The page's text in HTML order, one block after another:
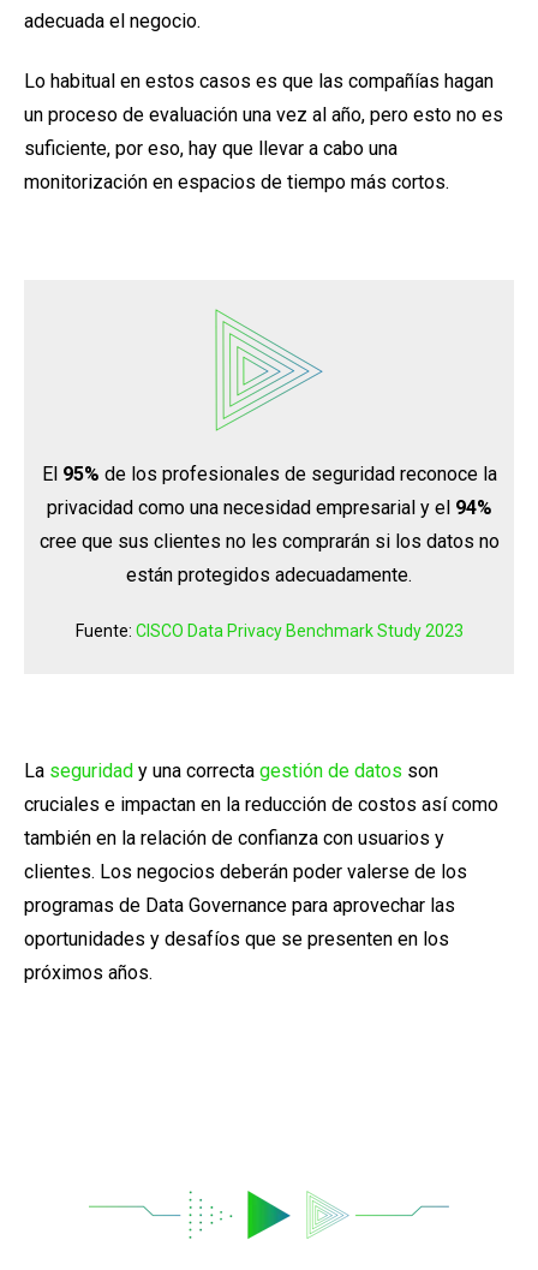
adecuada el negocio.
Lo habitual en estos casos es que las compañías hagan
un proceso de evaluación una vez al año, pero esto no es
suficiente, por eso, hay que llevar a cabo una
monitorización en espacios de tiempo más cortos.
El 95% de los profesionales de seguridad reconoce la
privacidad como una necesidad empresarial y el 94%
cree que sus clientes no les comprarán si los datos no
están protegidos adecuadamente.
Fuente: CISCO Data Privacy Benchmark Study 2023
La seguridad y una correcta gestión de datos son
cruciales e impactan en la reducción de costos así como
también en la relación de confianza con usuarios y
clientes. Los negocios deberán poder valerse de los
programas de Data Governance para aprovechar las
oportunidades y desafíos que se presenten en los
próximos años.